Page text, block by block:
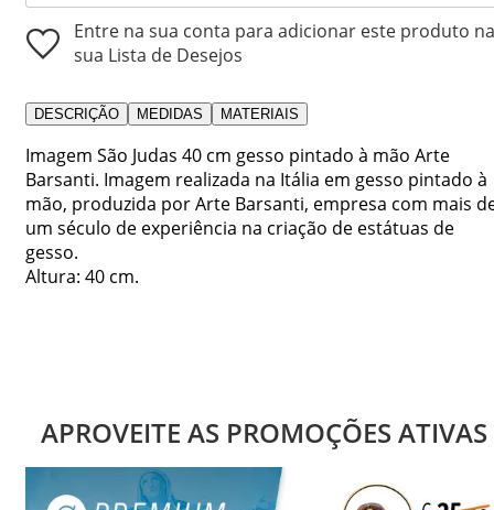
Entre na sua conta para adicionar este produto na
sua Lista de Desejos
DESCRIÇÃO MEDIDAS MATERIAIS
Imagem São Judas 40 cm gesso pintado à mão Arte
Barsanti. Imagem realizada na Itália em gesso pintado à
mão, produzida por Arte Barsanti, empresa com mais
um século de experiência na criação de estátuas de
gesso.
Altura: 40 cm.
APROVEITE AS PROMOÇÕES ATIVAS